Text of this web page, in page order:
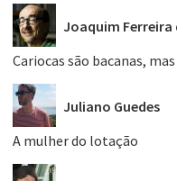
Joaquim Ferreira
Cariocas são bacanas,
Juliano Guedes
A mulher do lotação